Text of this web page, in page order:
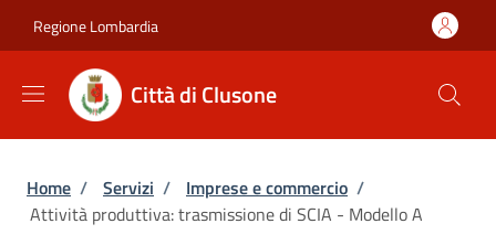
Regione Lombardia
Città di Clusone
Briciole di pane
Home / Servizi / Imprese e commercio /
Attività produttiva: trasmissione di SCIA - Modello A